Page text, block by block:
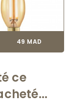
Prix
49 MAD
ce